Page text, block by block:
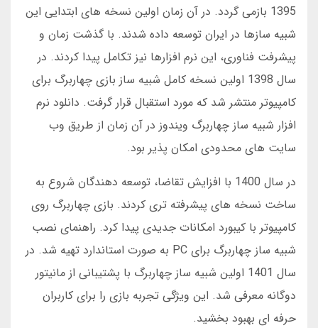
1395 بازمی گردد. در آن زمان اولین نسخه های ابتدایی این
شبیه سازها در ایران توسعه داده شدند. با گذشت زمان و
پیشرفت فناوری، این نرم افزارها نیز تکامل پیدا کردند. در
سال 1398 اولین نسخه کامل شبیه ساز بازی چهاربرگ برای
کامپیوتر منتشر شد که مورد استقبال قرار گرفت. دانلود نرم
افزار شبیه ساز چهاربرگ ویندوز در آن زمان از طریق وب
سایت های محدودی امکان پذیر بود.
در سال 1400 با افزایش تقاضا، توسعه دهندگان شروع به
ساخت نسخه های پیشرفته تری کردند. بازی چهاربرگ روی
کامپیوتر با کیبورد امکانات جدیدی پیدا کرد. راهنمای نصب
شبیه ساز چهاربرگ برای PC به صورت استاندارد تهیه شد. در
سال 1401 اولین شبیه ساز چهاربرگ با پشتیبانی از مانیتور
دوگانه معرفی شد. این ویژگی تجربه بازی را برای کاربران
حرفه ای بهبود بخشید.